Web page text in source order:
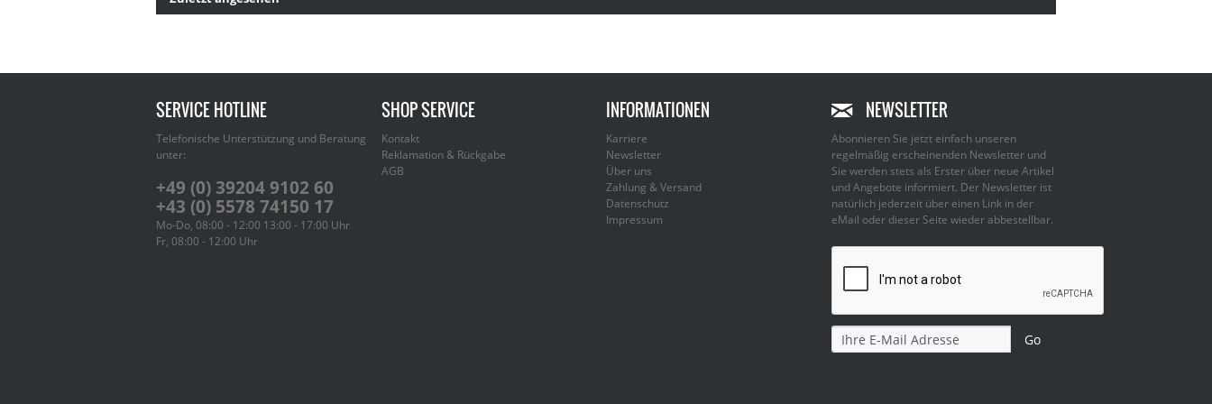
SERVICE HOTLINE
Telefonische Unterstützung und Beratung
unter:
+49 (0) 39204 9102 60
+43 (0) 5578 74150 17
Mo-Do, 08:00 - 12:00 13:00 - 17:00 Uhr
Fr, 08:00 - 12:00 Uhr
SHOP SERVICE
Kontakt
Reklamation & Rückgabe
AGB
INFORMATIONEN
Karriere
Newsletter
Über uns
Zahlung & Versand
Datenschutz
Impressum
NEWSLETTER
Abonnieren Sie jetzt einfach unseren
regelmäßig erscheinenden Newsletter und
Sie werden stets als Erster über neue Artikel
und Angebote informiert. Der Newsletter ist
natürlich jederzeit über einen Link in der
eMail oder dieser Seite wieder abbestellbar.
Go